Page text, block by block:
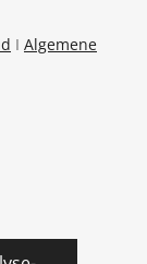
I Algemene